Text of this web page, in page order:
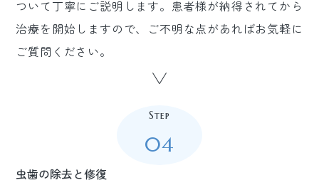
ついて丁寧にご説明します。患者様が納得されてから
治療を開始しますので、ご不明な点があればお気軽に
ご質問ください。
Step
04
虫歯の除去と修復